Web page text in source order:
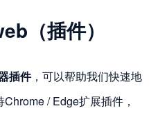
（插件）
插件，可以帮助我们快速地
/ Edge扩展插件，